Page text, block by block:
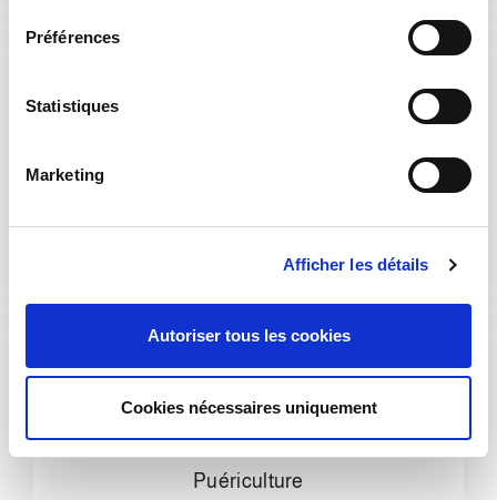
m
Préférences
Statistiques
Marketing
Afficher les détails
Autoriser tous les cookies
Cookies nécessaires uniquement
Puériculture